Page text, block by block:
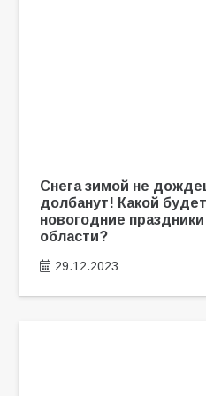
Снега зимой не
долбанут! Какой
новогодние
области?
29.12.2023